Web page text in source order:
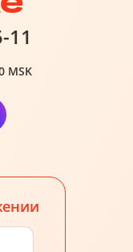
11
MSK